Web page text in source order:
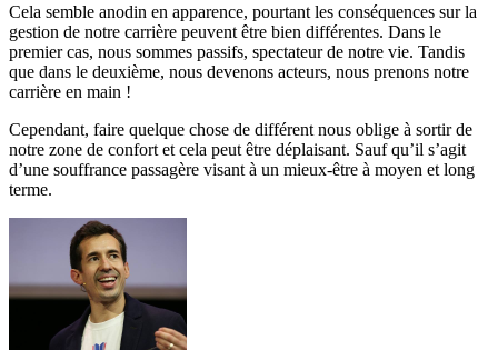
Cela semble anodin en apparence, pourtant les conséquences sur la
gestion de notre carrière peuvent être bien différentes. Dans le
premier cas, nous sommes passifs, spectateur de notre vie. Tandis
que dans le deuxième, nous devenons acteurs, nous prenons notre
carrière en main !
Cependant, faire quelque chose de différent nous oblige à sortir de
notre zone de confort et cela peut être déplaisant. Sauf qu’il s’agit
d’une souffrance passagère visant à un mieux-être à moyen et long
terme.